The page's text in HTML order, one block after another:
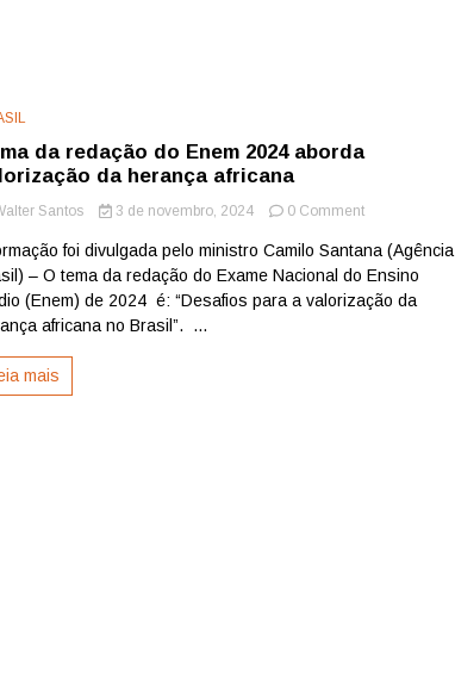
da redação do Enem 2024 aborda
da herança africana
Santos 3 de novembro, 2024 0 Commenton
da
redação
do
foi divulgada pelo ministro Camilo Santana (Agência
– O tema da redação do Exame Nacional do Ensino
(Enem) de 2024 é: “Desafios para a valorização da
africana no Brasil”. ...
mais